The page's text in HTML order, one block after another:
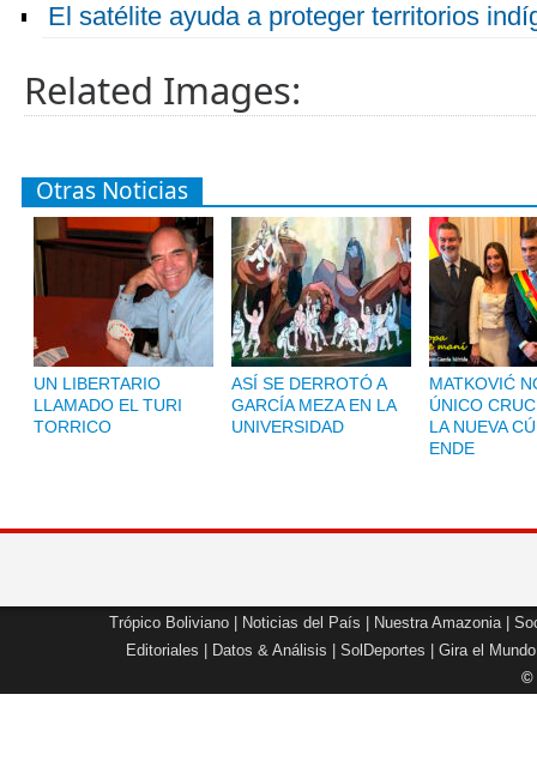
El satélite ayuda a proteger territorios
Related Images:
Otras Noticias
UN LIBERTARIO
LLAMADO EL TURI
TORRICO
ASÍ SE DERROTÓ A
GARCÍA MEZA EN LA
UNIVERSIDAD
MATKOVIĆ
ÚNICO
LA NUEVA
ENDE
Trópico Boliviano Noticias del País Nuestra Amazonia|
Editoriales
Datos & Análisis SolDeportes Gira el Mundo
©